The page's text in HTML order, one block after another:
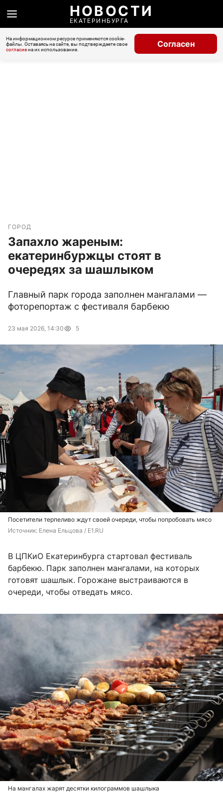
НОВОСТИ
ЕКАТЕРИНБУРГА
На информационном ресурсе применяются cookie-
файлы. Оставаясь на сайте, вы подтверждаете свое
согласиена их использование.
Согласен
ГОРОД
Запахло жареным:
екатеринбуржцы стоят в
очередях за шашлыком
Главный парк города заполнен мангалами —
фоторепортаж с фестиваля барбекю
23 мая 2026, 14:30 5
Посетители терпеливо ждут своей очереди, чтобы попробовать мясо
Источник: Елена Ельцова / E1.RU
В ЦПКиО Екатеринбурга стартовал фестиваль
барбекю. Парк заполнен мангалами, на которых
готовят шашлык. Горожане выстраиваются в
очереди, чтобы отведать мясо.
На мангалах жарят десятки килограммов шашлыка